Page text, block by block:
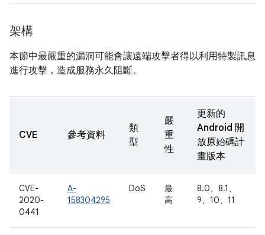
架構
本節中最嚴重的漏洞可能會讓遠端攻擊者得以利用特製訊息
進行攻擊，造成服務永久阻斷。
CVE 參考資料
類
型
嚴
重
性
更新的
Android 開
放原始碼計
畫版本
CVE-
2020-
0441
A-
158304295
DoS
最
高
8.0、8.1、
9、10、11